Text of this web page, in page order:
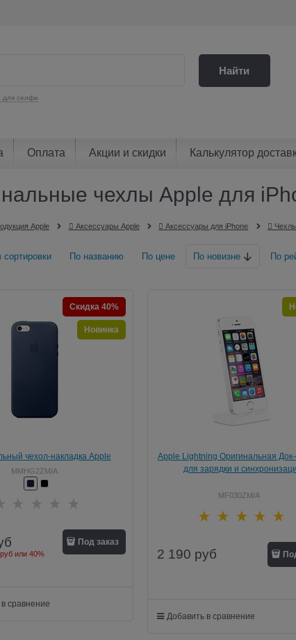
для селфи
Найти
Оплата Акции и скидки Калькулятор
чехлы Apple для
Apple  Аксессуары Apple  Аксессуары для iPhone 
сортировки По названию По цене По новизне По
чехол-накладка Apple
кожаный для iPhone SE
MMHG2ZM/A
Скидка 40%
Новинка
или 40%
Под заказ
сравнение
Apple Lightning Оригинальная
для зарядки и
MF030ZM/A
2 190 руб
Добавить в сравнение